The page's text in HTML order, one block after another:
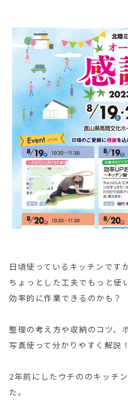
日頃使っているキッチンですが
ちょっとした工夫でもっと使
効率的に作業できるのかも？
整理の考え方や収納のコツ、
写真使って分かりやすく解説！
2年前にしたウチののキッチ
た。